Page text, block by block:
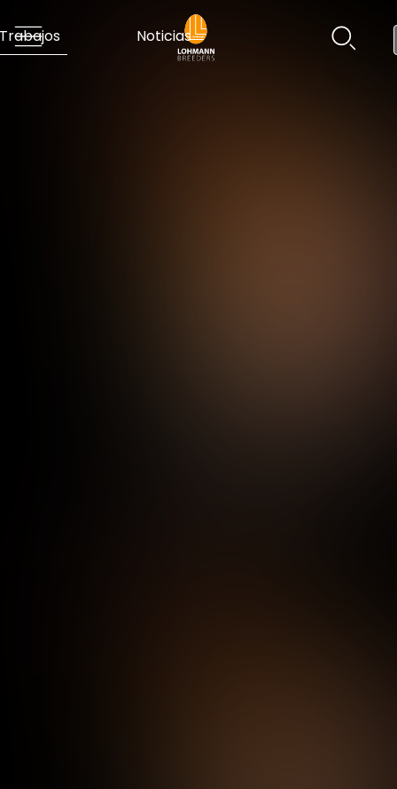
Trabajos Noticias